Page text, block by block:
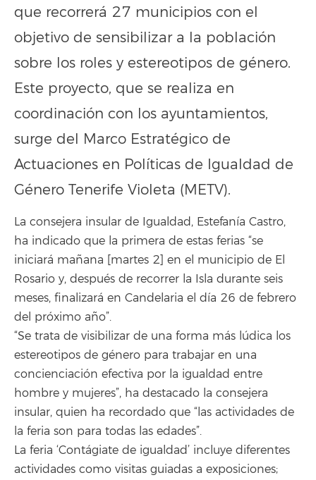
que recorrerá 27 municipios con el
objetivo de sensibilizar a la población
sobre los roles y estereotipos de género.
Este proyecto, que se realiza en
coordinación con los ayuntamientos,
surge del Marco Estratégico de
Actuaciones en Políticas de Igualdad de
Género Tenerife Violeta (METV).
La consejera insular de Igualdad, Estefanía Castro,
ha indicado que la primera de estas ferias “se
iniciará mañana [martes 2] en el municipio de El
Rosario y, después de recorrer la Isla durante seis
meses, finalizará en Candelaria el día 26 de febrero
del próximo año”.
“Se trata de visibilizar de una forma más lúdica los
estereotipos de género para trabajar en una
concienciación efectiva por la igualdad entre
hombre y mujeres”, ha destacado la consejera
insular, quien ha recordado que “las actividades de
la feria son para todas las edades”.
La feria ‘Contágiate de igualdad’ incluye diferentes
actividades como visitas guiadas a exposiciones;